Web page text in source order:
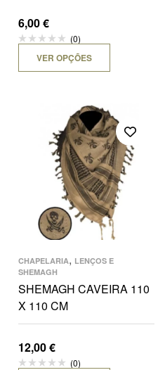
6,00€
(0)
VER OPÇÕES
CHAPELARIA, LENÇOS E
SHEMAGH
SHEMAGH CAVEIRA 110
X 110 CM
12,00€
(0)